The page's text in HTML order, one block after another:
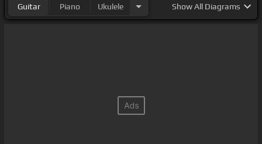
Guitar Piano Ukulele ShowAll Diagrams